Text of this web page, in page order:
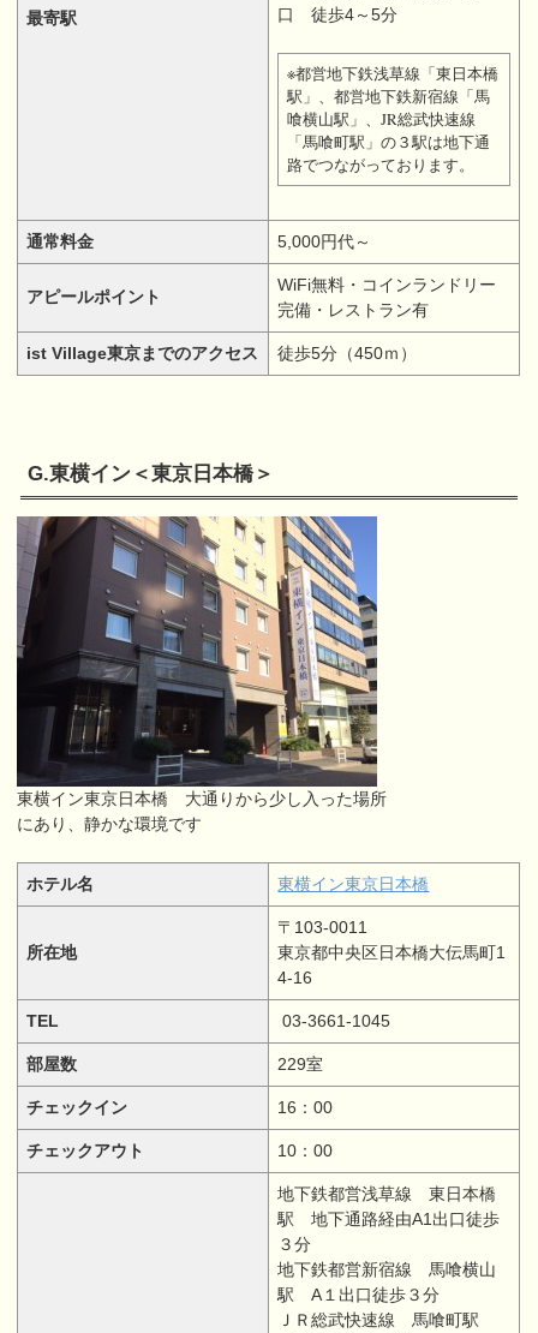
最寄駅
口 徒歩4～5分
※都営地下鉄浅草線「東日本橋
駅」、都営地下鉄新宿線「馬
喰横山駅」、JR総武快速線
「馬喰町駅」の３駅は地下通
路でつながっております。
通常料金 5,000円代～
アピールポイント
WiFi無料・コインランドリー
完備・レストラン有
ist Village東京までのアクセス 徒歩5分（450ｍ）
G.東横イン＜東京日本橋＞
東横イン東京日本橋 大通りから少し入った場所
にあり、静かな環境です
ホテル名 東横イン東京日本橋
所在地
〒103-0011
東京都中央区日本橋大伝馬町1
4-16
TEL 03-3661-1045
部屋数 229室
チェックイン 16：00
チェックアウト 10：00
地下鉄都営浅草線 東日本橋
駅 地下通路経由A1出口徒歩
３分
地下鉄都営新宿線 馬喰横山
駅 A１出口徒歩３分
ＪＲ総武快速線 馬喰町駅